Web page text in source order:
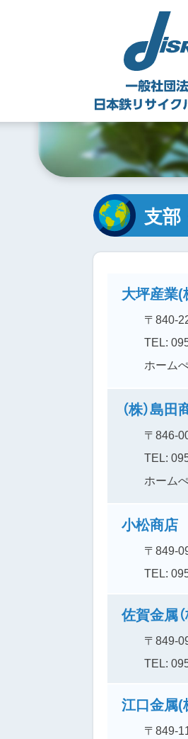
支
大坪産業(
〒840-
TEL:
ホーム
（株）島田
〒846-
TEL:
ホーム
小松商
〒849-
TEL:
佐賀金属（
〒849-
TEL:
江口金属(
〒849-